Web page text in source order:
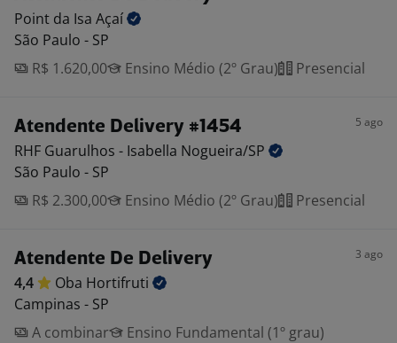
Point da Isa Açaí
São Paulo - SP
R$ 1.620,00
Ensino Médio (2º Grau) Presencial
Atendente Delivery #1454 5 ago
RHF Guarulhos - Isabella Nogueira/SP
São Paulo - SP
R$ 2.300,00
Ensino Médio (2º Grau) Presencial
Atendente De Delivery 3 ago
4,4 Oba Hortifruti
Campinas - SP
A combinar
Ensino Fundamental (1º grau)